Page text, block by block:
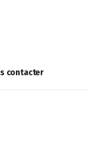
contacter